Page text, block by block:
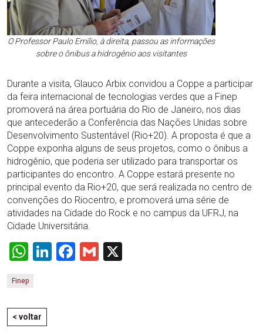
O Professor Paulo Emílio, à direita, passou as informações
sobre o ônibus a hidrogênio aos visitantes
Durante a visita, Glauco Arbix convidou a Coppe a participar
da feira internacional de tecnologias verdes que a Finep
promoverá na área portuária do Rio de Janeiro, nos dias
que antecederão a Conferência das Nações Unidas sobre
Desenvolvimento Sustentável (Rio+20). A proposta é que a
Coppe exponha alguns de seus projetos, como o ônibus a
hidrogênio, que poderia ser utilizado para transportar os
participantes do encontro. A Coppe estará presente no
principal evento da Rio+20, que será realizada no centro de
convenções do Riocentro, e promoverá uma série de
atividades na Cidade do Rock e no campus da UFRJ, na
Cidade Universitária.
WhatsApp
LinkedIn
Facebook
Gmail
Finep
< voltar